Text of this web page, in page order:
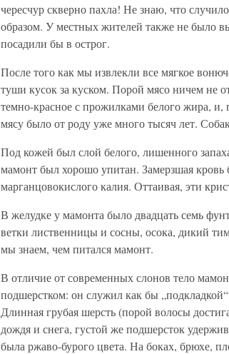
чересчур скверно пахла! Не знаю, что
образом. У местных жителей также не было
посадили бы в острог.
После того как мы извлекли все мягкое
туши кусок за куском. Порой мясо ничем не
темно-красное с прожилками белого жира, и,
мясу было от роду уже много тысяч лет.
Под кожей был слой белого, лишенного
мамонт был хорошо упитан. Замерзшая кровь
марганцовокислого калия. Оттаивая, эти
В желудке у мамонта было двадцать семь
ветки лиственницы и сосны, осока, дикий
мы знаем, чем питался мамонт.
В отличие от современных слонов тело
подшерстком: он служил как бы
Длинная грубая шерсть (порой волосы
дождя и снега, густой же подшерсток
была ржаво-бурого цвета. На боках, брюхе,